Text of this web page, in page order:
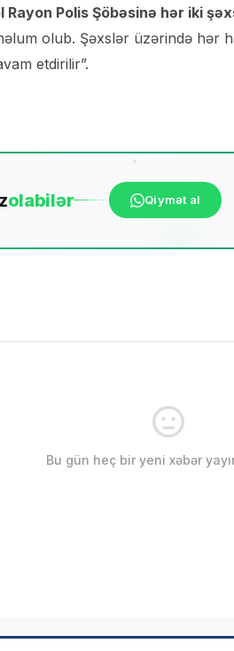
Rayon Polis Şöbəsinə hər iki
olub. Şəxslər üzərində hər
etdirilir”.
olabilər Qiymət al
Bu gün heç bir yeni xəbər